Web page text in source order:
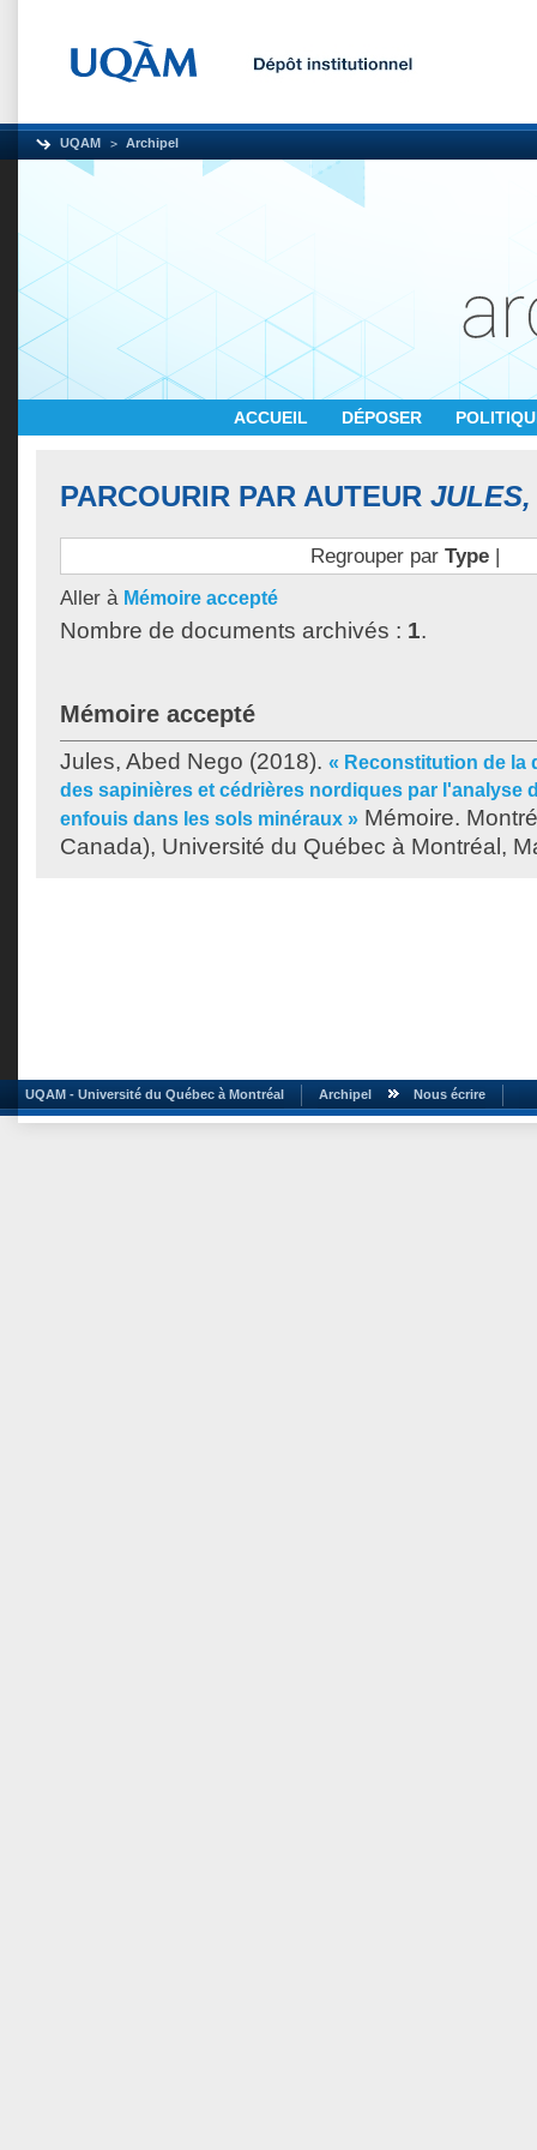
UQAM Archipel
ACCUEIL DÉPOSER
PARCOURIR PAR AUTEUR
Regrouper par Type|
Aller à Mémoire accepté
Nombre de documents archivés : 1.
Mémoire accepté
Jules, Abed Nego (2018). « Reconstitution de la
des sapinières et cédrières nordiques par l'analyse
enfouis dans les sols minéraux » Mémoire.
Canada), Université du Québec à Montréal,
UQAM - Université du Québec à Montréal Archipel Nous écrire